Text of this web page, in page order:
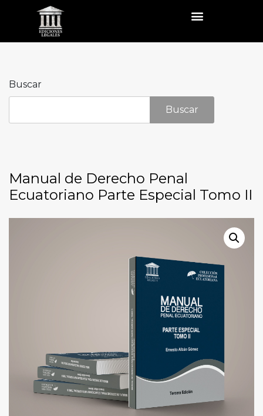
Buscar
Buscar
Manual de Derecho Penal
Ecuatoriano Parte Especial Tomo II